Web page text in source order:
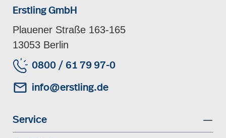
Erstling GmbH
Plauener Straße 163-165
13053 Berlin
0800 / 61 79 97-0
info@erstling.de
Service